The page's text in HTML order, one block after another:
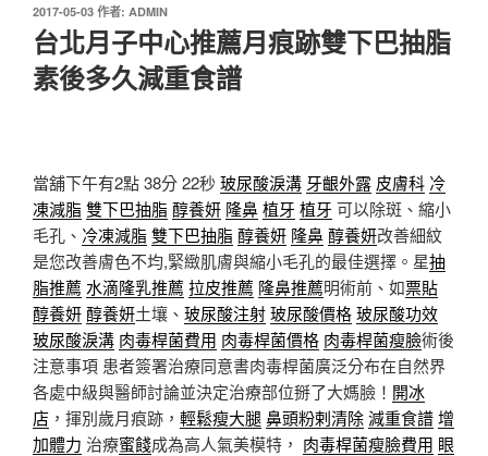
發
佈
於
2017-05-03 作者: ADMIN
台北月子中心推薦月痕跡雙下巴抽脂
素後多久減重食譜
當舖下午有2點 38分 22秒 玻尿酸淚溝 牙齦外露 皮膚科 冷
凍減脂雙下巴抽脂醇養妍 隆鼻植牙 植牙 可以除斑、縮小
毛孔、 冷凍減脂雙下巴抽脂醇養妍 隆鼻醇養妍改善細紋
是您改善膚色不均,緊緻肌膚與縮小毛孔的最佳選擇。星抽
脂推薦 水滴隆乳推薦 拉皮推薦 隆鼻推薦明術前、如票貼
醇養妍醇養妍土壤、 玻尿酸注射玻尿酸價格玻尿酸功效
玻尿酸淚溝 肉毒桿菌費用 肉毒桿菌價格 肉毒桿菌瘦臉術後
注意事項 患者簽署治療同意書肉毒桿菌廣泛分布在自然界
各處中級與醫師討論並決定治療部位掰了大媽臉！ 開冰
店 ，揮別歲月痕跡， 輕鬆瘦大腿鼻頭粉剌清除減重食譜增
加體力 治療蜜餞成為高人氣美模特， 肉毒桿菌瘦臉費用 眼